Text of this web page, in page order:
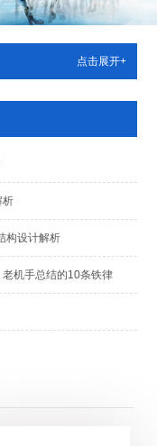
点击展开+
析
构设计解析
老机手总结的10条铁律